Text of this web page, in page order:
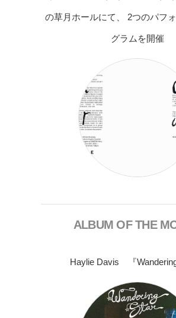
の草月ホールにて、 2つのパフ
グラムを開催
ALBUM OF THE
Haylie Davis 『Wandering